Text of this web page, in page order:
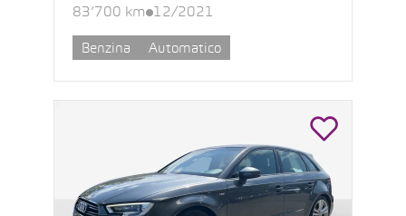
83’700 km 12/2021
Benzina Automatico